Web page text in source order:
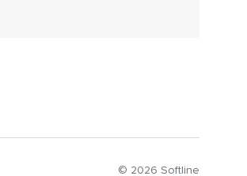
© 2026 Softline